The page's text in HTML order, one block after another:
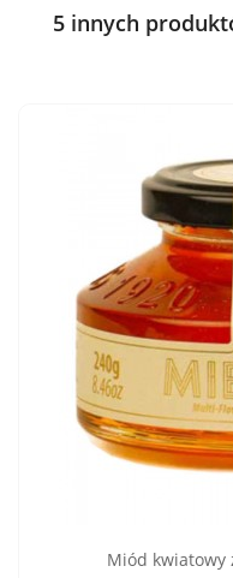
5 innych
Miód kwiatowy